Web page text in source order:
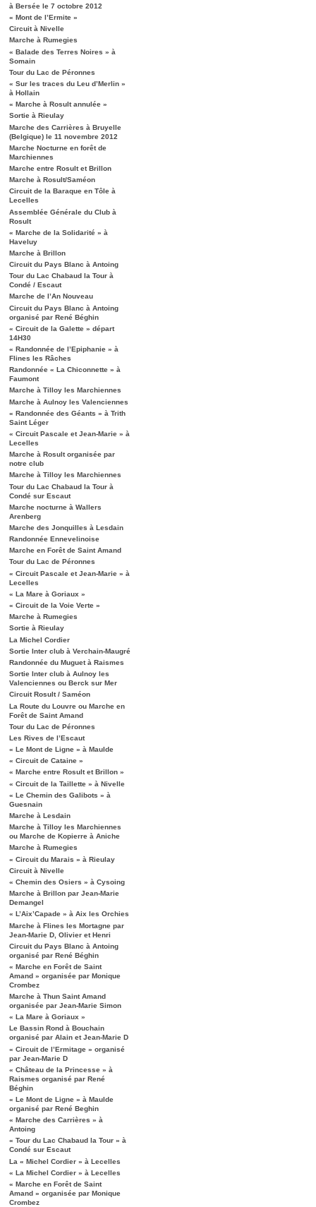
à Bersée le 7 octobre 2012
« Mont de l’Ermite »
Circuit à Nivelle
Marche à Rumegies
« Balade des Terres Noires » à
Somain
Tour du Lac de Péronnes
« Sur les traces du Leu d’Merlin »
à Hollain
« Marche à Rosult annulée »
Sortie à Rieulay
Marche des Carrières à Bruyelle
(Belgique) le 11 novembre 2012
Marche Nocturne en forêt de
Marchiennes
Marche entre Rosult et Brillon
Marche à Rosult/Saméon
Circuit de la Baraque en Tôle à
Lecelles
Assemblée Générale du Club à
Rosult
« Marche de la Solidarité » à
Haveluy
Marche à Brillon
Circuit du Pays Blanc à Antoing
Tour du Lac Chabaud la Tour à
Condé / Escaut
Marche de l’An Nouveau
Circuit du Pays Blanc à Antoing
organisé par René Béghin
« Circuit de la Galette » départ
14H30
« Randonnée de l’Epiphanie » à
Flines les Râches
Randonnée « La Chiconnette » à
Faumont
Marche à Tilloy les Marchiennes
Marche à Aulnoy les Valenciennes
« Randonnée des Géants » à Trith
Saint Léger
« Circuit Pascale et Jean-Marie » à
Lecelles
Marche à Rosult organisée par
notre club
Marche à Tilloy les Marchiennes
Tour du Lac Chabaud la Tour à
Condé sur Escaut
Marche nocturne à Wallers
Arenberg
Marche des Jonquilles à Lesdain
Randonnée Ennevelinoise
Marche en Forêt de Saint Amand
Tour du Lac de Péronnes
« Circuit Pascale et Jean-Marie » à
Lecelles
« La Mare à Goriaux »
« Circuit de la Voie Verte »
Marche à Rumegies
Sortie à Rieulay
La Michel Cordier
Sortie Inter club à Verchain-Maugré
Randonnée du Muguet à Raismes
Sortie Inter club à Aulnoy les
Valenciennes ou Berck sur Mer
Circuit Rosult / Saméon
La Route du Louvre ou Marche en
Forêt de Saint Amand
Tour du Lac de Péronnes
Les Rives de l’Escaut
« Le Mont de Ligne » à Maulde
« Circuit de Cataine »
« Marche entre Rosult et Brillon »
« Circuit de la Taillette » à Nivelle
« Le Chemin des Galibots » à
Guesnain
Marche à Lesdain
Marche à Tilloy les Marchiennes
ou Marche de Kopierre à Aniche
Marche à Rumegies
« Circuit du Marais » à Rieulay
Circuit à Nivelle
« Chemin des Osiers » à Cysoing
Marche à Brillon par Jean-Marie
Demangel
« L’Aix’Capade » à Aix les Orchies
Marche à Flines les Mortagne par
Jean-Marie D, Olivier et Henri
Circuit du Pays Blanc à Antoing
organisé par René Béghin
« Marche en Forêt de Saint
Amand » organisée par Monique
Crombez
Marche à Thun Saint Amand
organisée par Jean-Marie Simon
« La Mare à Goriaux »
Le Bassin Rond à Bouchain
organisé par Alain et Jean-Marie D
« Circuit de l’Ermitage » organisé
par Jean-Marie D
« Château de la Princesse » à
Raismes organisé par René
Béghin
« Le Mont de Ligne » à Maulde
organisé par René Beghin
« Marche des Carrières » à
Antoing
« Tour du Lac Chabaud la Tour » à
Condé sur Escaut
La « Michel Cordier » à Lecelles
« La Michel Cordier » à Lecelles
« Marche en Forêt de Saint
Amand » organisée par Monique
Crombez